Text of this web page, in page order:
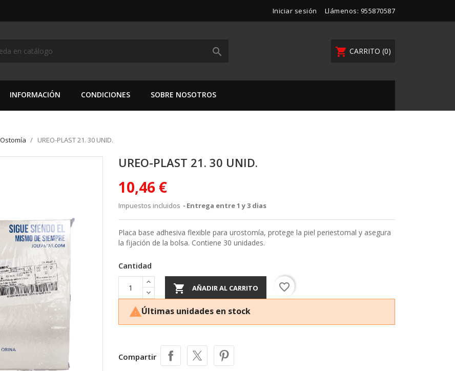
Iniciar sesión Llámenos: 955870587
shopping_cart CARRITO (0)
search
INFORMACIÓN CONDICIONES SOBRE NOSOTROS
UREO-PLAST 21. 30 UNID.
UREO-PLAST 21. 30 UNID.
10,46 €
Impuestos incluidos Entrega entre 1 y 3 dias
Placa base adhesiva flexible para urostomía, protege la piel periestomal y asegura
la fijación de la bolsa. Contiene 30 unidades.
Cantidad
 AÑADIR AL CARRITO favorite_border
Últimas unidades en stock
Compartir